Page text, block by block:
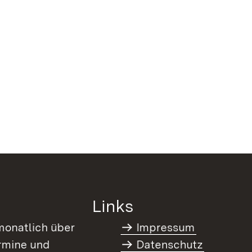
über
und
Links
Impressum
Datenschutz